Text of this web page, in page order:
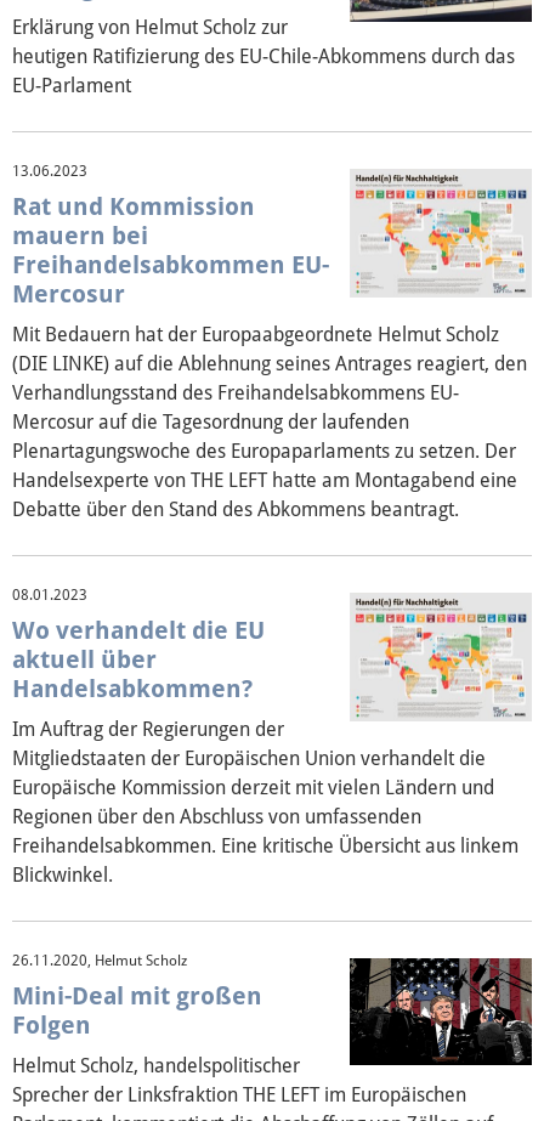
Über mich
Vor Ort
Kontakt
Termine
Presse
Mediathek
Erklärung von Helmut Scholz zur
heutigen Ratifizierung des EU-Chile-Abkommens durch das
EU-Parlament
13.06.2023
Rat und Kommission
mauern bei
Freihandelsabkommen EU-
Mercosur
Mit Bedauern hat der Europaabgeordnete Helmut Scholz
(DIE LINKE) auf die Ablehnung seines Antrages reagiert, den
Verhandlungsstand des Freihandelsabkommens EU-
Mercosur auf die Tagesordnung der laufenden
Plenartagungswoche des Europaparlaments zu setzen. Der
Handelsexperte von THE LEFT hatte am Montagabend eine
Debatte über den Stand des Abkommens beantragt.
08.01.2023
Wo verhandelt die EU
aktuell über
Handelsabkommen?
Im Auftrag der Regierungen der
Mitgliedstaaten der Europäischen Union verhandelt die
Europäische Kommission derzeit mit vielen Ländern und
Regionen über den Abschluss von umfassenden
Freihandelsabkommen. Eine kritische Übersicht aus linkem
Blickwinkel.
26.11.2020, Helmut Scholz
Mini-Deal mit großen
Folgen
Helmut Scholz, handelspolitischer
Sprecher der Linksfraktion THE LEFT im Europäischen